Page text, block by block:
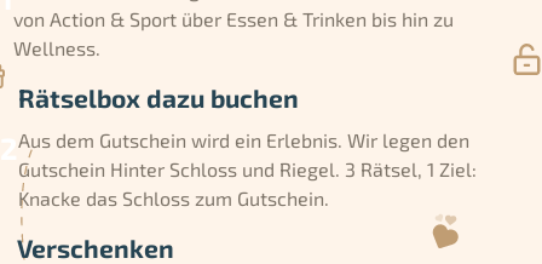
von Action & Sport über Essen & Trinken bis hin zu
Wellness.
Rätselbox dazu buchen
Aus dem Gutschein wird ein Erlebnis. Wir legen den
Gutschein Hinter Schloss und Riegel. 3 Rätsel, 1 Ziel:
Knacke das Schloss zum Gutschein.
Verschenken